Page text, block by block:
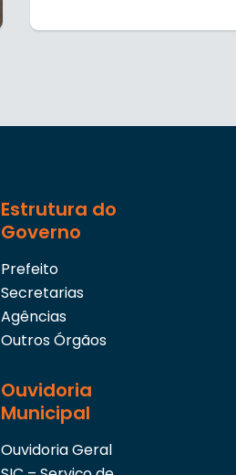
Estrutura do
Governo
Prefeito
Secretarias
Agências
Outros Órgãos
Ouvidoria
Municipal
Ouvidoria Geral